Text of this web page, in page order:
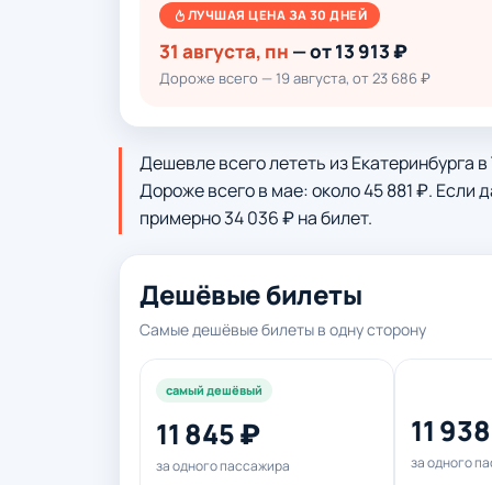
ЛУЧШАЯ ЦЕНА ЗА 30 ДНЕЙ
31 августа, пн — от 13 913 ₽
Дороже всего — 19 августа, от 23 686 ₽
Дешевле всего лететь из Екатеринбурга
Дороже всего в мае: около 45 881 ₽. Если
примерно 34 036 ₽ на билет.
Дешёвые билеты
Самые дешёвые билеты в одну сторону
самый дешёвый
11 845 ₽
за одного пассажира
11
за одного